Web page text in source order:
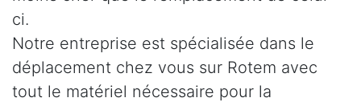
ci.
Notre entreprise est spécialisée dans le
déplacement chez vous sur Rotem avec
tout le matériel nécessaire pour la